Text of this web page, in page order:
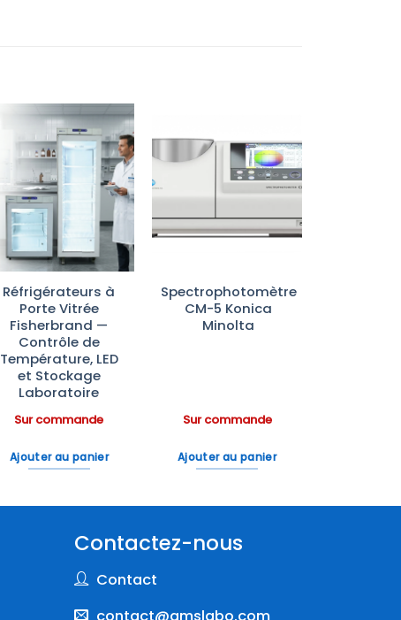
Ajouter
à la liste
d’envies
Réfrigérateurs à
Porte Vitrée
Fisherbrand —
Contrôle de
Température, LED
et Stockage
Laboratoire
Sur commande
Ajouter au panier
Ajouter
Spectrophotomètre
CM-5 Konica
Minolta
Sur commande
Ajouter au panier
Contactez-nous
Contact